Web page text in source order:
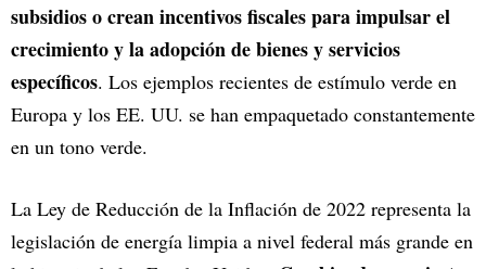
subsidios o crean incentivos fiscales para impulsar el
crecimiento y la adopción de bienes y servicios
específicos. Los ejemplos recientes de estímulo verde en
Europa y los EE. UU. se han empaquetado constantemente
en un tono verde.
La Ley de Reducción de la Inflación de 2022 representa la
legislación de energía limpia a nivel federal más grande en